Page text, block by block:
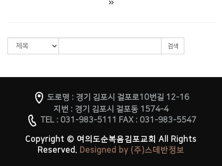
검색
도로명 : 경기 김포시 걸포로10번길 12-16
지번 : 경기 김포시 걸포동 1574-4
TEL : 031-983-5111 FAX : 031-983-5547
Copyright © 여의도순복음김포교회 All Rights
Reserved. Designed by (주)스데반정보